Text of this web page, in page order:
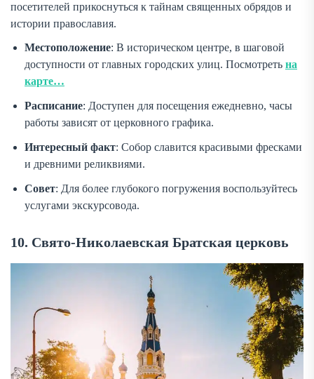
посетителей прикоснуться к тайнам священных обрядов и
истории православия.
Местоположение: В историческом центре, в шаговой
доступности от главных городских улиц. Посмотреть на
карте…
Расписание: Доступен для посещения ежедневно, часы
работы зависят от церковного графика.
Интересный факт: Собор славится красивыми фресками
и древними реликвиями.
Совет: Для более глубокого погружения воспользуйтесь
услугами экскурсовода.
10. Свято-Николаевская Братская церковь